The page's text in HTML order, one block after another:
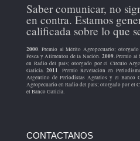
Saber comunicar, no
en contra. Estamos
calificada sobre lo que
2000. Premio al Mérito Agropecuario;
Pesca y Alimentos de la Nación. 2009. Premio al
en Radio del país; otorgado por el Círculo
Galicia.2011. Premio Revelación en
Argentino de Periodistas Agrarios y el Banco
Agropecuario en Radio del país; otorgado por el
el Banco Galicia.
CONTACTANOS